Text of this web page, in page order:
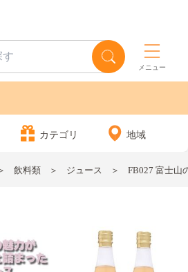
メニュー
カテゴリ 地域
飲料類 ジュース FB027 富士